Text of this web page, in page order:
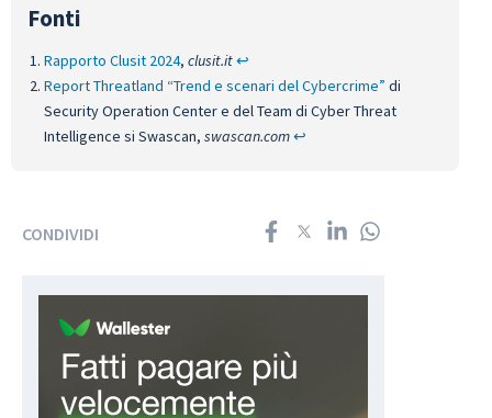
Rapporto Clusit 2024, clusit.it↩︎
Report Threatland “Trend e scenari del Cybercrime” di
Security Operation Center e del Team di Cyber Threat
Intelligence si Swascan, swascan.com↩︎
CONDIVIDI